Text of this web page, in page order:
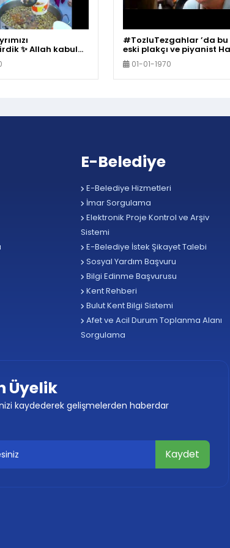
✨ Allah kabul
#TozluTezgahlar ’da
eski plakçı ve piyanist
Başaran’ın hikayesine
oluyoruz..
01-01-1970
E-Belediye
E-Belediye Hizmetleri
İmar Sorgulama
Elektronik Proje Kontrol ve Arşiv
Sistemi
E-Belediye İstek Şikayet Talebi
Sosyal Yardım Başvuru
Bilgi Edinme Başvurusu
Kent Rehberi
Bulut Kent Bilgi Sistemi
Afet ve Acil Durum Toplanma Alanı
Sorgulama
Üyelik
kaydederek gelişmelerden haberdar